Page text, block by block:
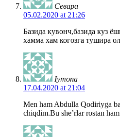
Севара
05.02.2020 at 21:26
Базида кувонч,базида куз
хамма хам когозга тушира
Iymona
17.04.2020 at 21:04
Men ham Abdulla Qodiriyga
chiqdim.Bu she’rlar rostan